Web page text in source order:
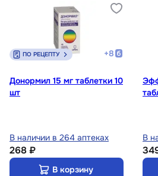
ПО РЕЦЕПТУ +8
Донормил 15 мг таблетки 10
шт
В наличии в 264 аптеках
268 ₽
В корзину
В